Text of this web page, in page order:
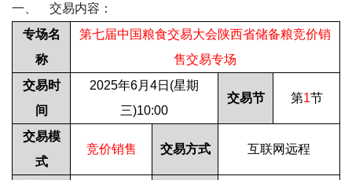
一、
交易内容：
专场名
称
第七届中国粮食交易大会陕西省储备粮竞价销
售交易专场
交易时
间
2025年6月 4日 (星期
三)10:00
交易节 第1节
交易模
式
竞价销售 交易方式 互联网远程